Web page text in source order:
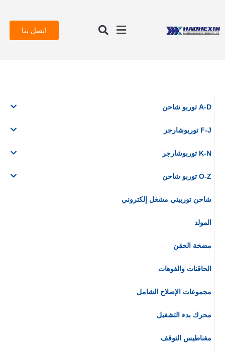
اتصل بنا
A-D توربو شاحن
F-J توربوشارجر
K-N توربوشارجر
O-Z توربو شاحن
شاحن توربيني مشغل إلكتروني
المولد
مضخة الحقن
الحاقنات والفوهات
مجموعات الإصلاح الشامل
محرك بدء التشغيل
مغناطيس التوقف